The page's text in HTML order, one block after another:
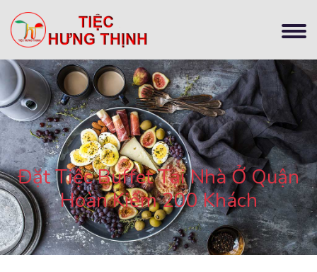
Đặt Tiệc Buffet Tại Nhà Ở Quận
Hoàn Kiếm 200 Khách